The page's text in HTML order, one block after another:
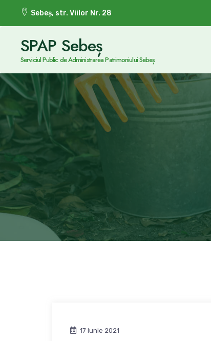
Sebeș, str. Viilor Nr. 28
SPAP Sebeș
Serviciul Public de Administrarea Patrimoniului Sebeș
17 iunie 2021